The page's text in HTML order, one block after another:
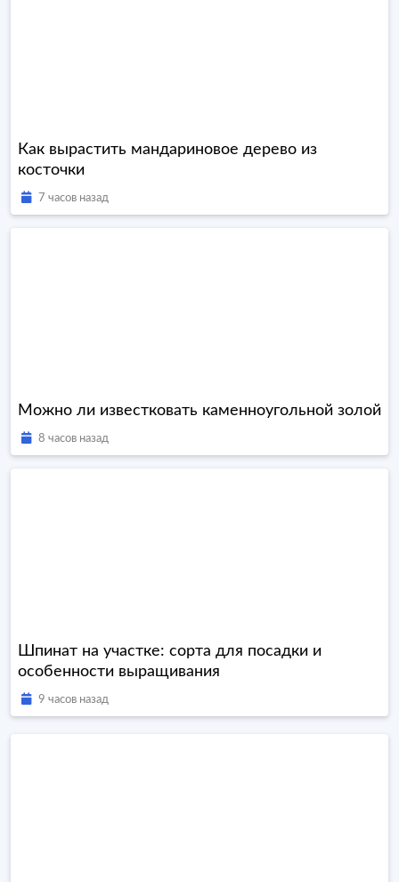
Как вырастить мандариновое дерево из
косточки
7 часов назад
Можно ли известковать каменноугольной золой
8 часов назад
Шпинат на участке: сорта для посадки и
особенности выращивания
9 часов назад